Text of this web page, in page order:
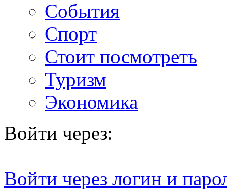
События
Спорт
Стоит посмотреть
Туризм
Экономика
Войти через:
Войти через логин и